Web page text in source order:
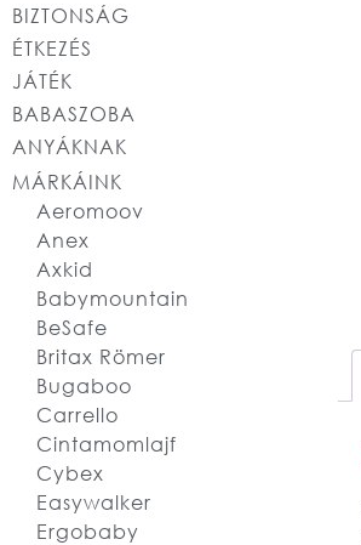
BIZTONSÁG
ÉTKEZÉS
JÁTÉK
BABASZOBA
ANYÁKNAK
MÁRKÁINK
Aeromoov
Anex
Axkid
Babymountain
BeSafe
Britax Römer
Bugaboo
Carrello
Cintamomlajf
Cybex
Easywalker
Ergobaby